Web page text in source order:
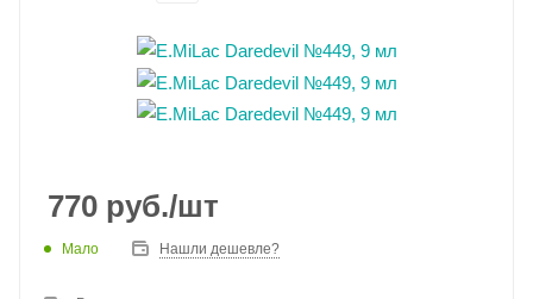
770 руб./шт
Мало Нашли дешевле?